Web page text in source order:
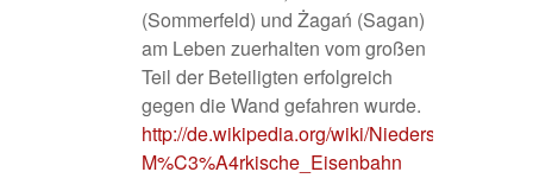
(Sommerfeld) und Żagań (Sagan)
am Leben zuerhalten vom großen
Teil der Beteiligten erfolgreich
gegen die Wand gefahren wurde.
http://de.wikipedia.org/wiki/Niederschlesisch-
M%C3%A4rkische_Eisenbahn